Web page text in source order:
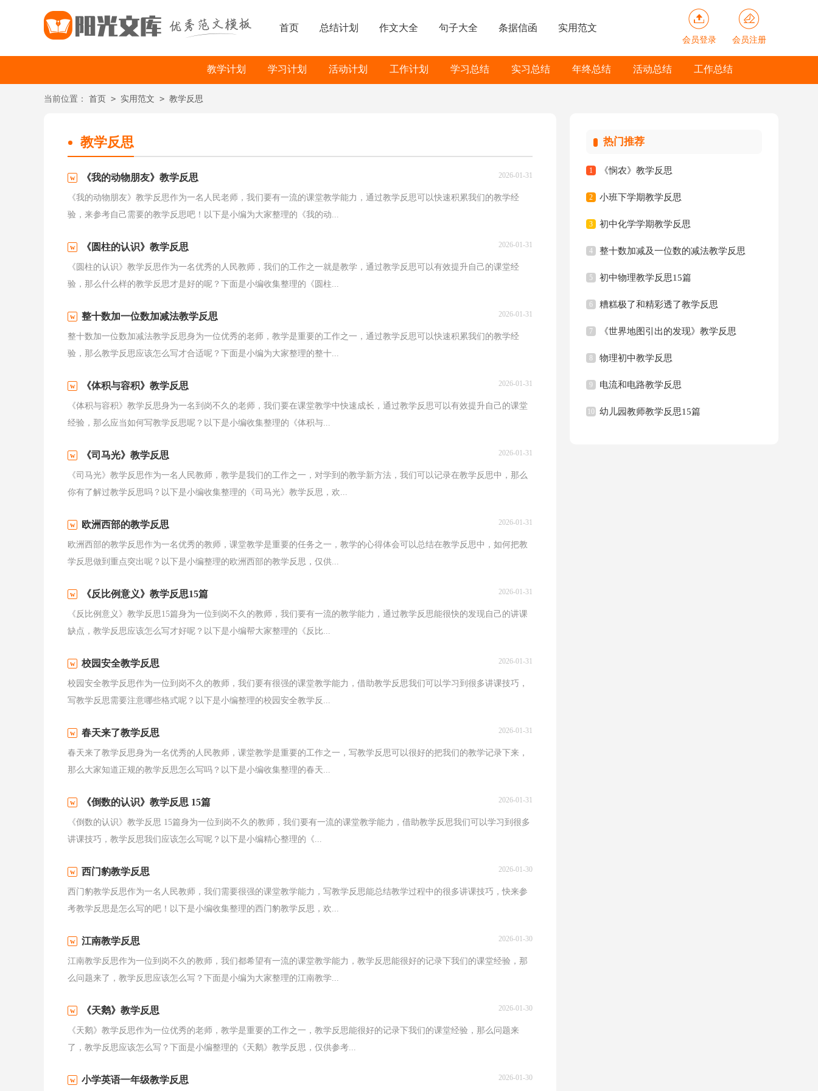
首页 总结计划 作文大全 句子大全 条据信函 实用范文
会员登录 会员注册
工作总结
活动总结
年终总结
实习总结
学习总结
工作计划
活动计划
学习计划
教学计划
当前位置： 首页 > 实用范文 > 教学反思
教学反思
《我的动物朋友》教学反思 2026-01-31
《我的动物朋友》教学反思作为一名人民老师，我们要有一流的课堂教学能力，通过教学反思可以快速积累我们的教学经
验，来参考自己需要的教学反思吧！以下是小编为大家整理的《我的动...
《圆柱的认识》教学反思 2026-01-31
《圆柱的认识》教学反思作为一名优秀的人民教师，我们的工作之一就是教学，通过教学反思可以有效提升自己的课堂经
验，那么什么样的教学反思才是好的呢？下面是小编收集整理的《圆柱...
整十数加一位数加减法教学反思 2026-01-31
整十数加一位数加减法教学反思身为一位优秀的老师，教学是重要的工作之一，通过教学反思可以快速积累我们的教学经
验，那么教学反思应该怎么写才合适呢？下面是小编为大家整理的整十...
《体积与容积》教学反思 2026-01-31
《体积与容积》教学反思身为一名到岗不久的老师，我们要在课堂教学中快速成长，通过教学反思可以有效提升自己的课堂
经验，那么应当如何写教学反思呢？以下是小编收集整理的《体积与...
《司马光》教学反思 2026-01-31
《司马光》教学反思作为一名人民教师，教学是我们的工作之一，对学到的教学新方法，我们可以记录在教学反思中，那么
你有了解过教学反思吗？以下是小编收集整理的《司马光》教学反思，欢...
欧洲西部的教学反思 2026-01-31
欧洲西部的教学反思作为一名优秀的教师，课堂教学是重要的任务之一，教学的心得体会可以总结在教学反思中，如何把教
学反思做到重点突出呢？以下是小编整理的欧洲西部的教学反思，仅供...
《反比例意义》教学反思15篇 2026-01-31
《反比例意义》教学反思15篇身为一位到岗不久的教师，我们要有一流的教学能力，通过教学反思能很快的发现自己的讲课
缺点，教学反思应该怎么写才好呢？以下是小编帮大家整理的《反比...
校园安全教学反思 2026-01-31
校园安全教学反思作为一位到岗不久的教师，我们要有很强的课堂教学能力，借助教学反思我们可以学习到很多讲课技巧，
写教学反思需要注意哪些格式呢？以下是小编整理的校园安全教学反...
春天来了教学反思 2026-01-31
春天来了教学反思身为一名优秀的人民教师，课堂教学是重要的工作之一，写教学反思可以很好的把我们的教学记录下来，
那么大家知道正规的教学反思怎么写吗？以下是小编收集整理的春天...
《倒数的认识》教学反思 15篇 2026-01-31
《倒数的认识》教学反思 15篇身为一位到岗不久的教师，我们要有一流的课堂教学能力，借助教学反思我们可以学习到很多
讲课技巧，教学反思我们应该怎么写呢？以下是小编精心整理的《...
西门豹教学反思 2026-01-30
西门豹教学反思作为一名人民教师，我们需要很强的课堂教学能力，写教学反思能总结教学过程中的很多讲课技巧，快来参
考教学反思是怎么写的吧！以下是小编收集整理的西门豹教学反思，欢...
江南教学反思 2026-01-30
江南教学反思作为一位到岗不久的教师，我们都希望有一流的课堂教学能力，教学反思能很好的记录下我们的课堂经验，那
么问题来了，教学反思应该怎么写？下面是小编为大家整理的江南教学...
《天鹅》教学反思 2026-01-30
《天鹅》教学反思作为一位优秀的老师，教学是重要的工作之一，教学反思能很好的记录下我们的课堂经验，那么问题来
了，教学反思应该怎么写？下面是小编整理的《天鹅》教学反思，仅供参考...
小学英语一年级教学反思 2026-01-30
热门推荐
1 《悯农》教学反思
2 小班下学期教学反思
3 初中化学学期教学反思
4 整十数加减及一位数的减法教学反思
5 初中物理教学反思15篇
6 糟糕极了和精彩透了教学反思
7 《世界地图引出的发现》教学反思
8 物理初中教学反思
9 电流和电路教学反思
10 幼儿园教师教学反思15篇